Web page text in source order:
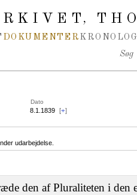
,
DOKUMENTER
Søg
Dato
8.1.1839 [+]
udarbejdelse.
den af Pluraliteten i den